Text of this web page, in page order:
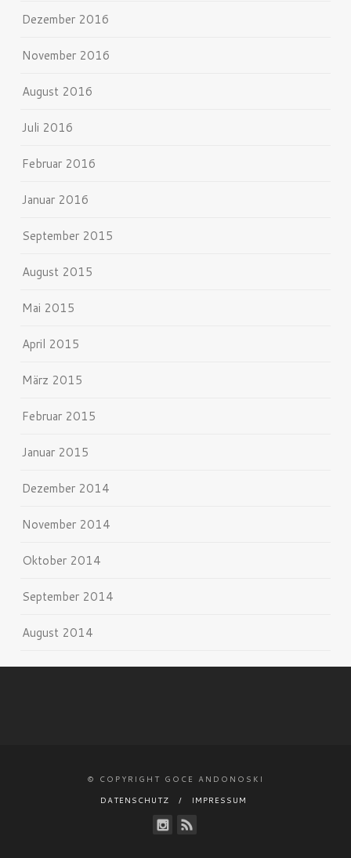
Dezember 2016
November 2016
August 2016
Juli 2016
Februar 2016
Januar 2016
September 2015
August 2015
Mai 2015
April 2015
März 2015
Februar 2015
Januar 2015
Dezember 2014
November 2014
Oktober 2014
September 2014
August 2014
© COPYRIGHT GOCE ANDONOSKI
DATENSCHUTZ
IMPRESSUM